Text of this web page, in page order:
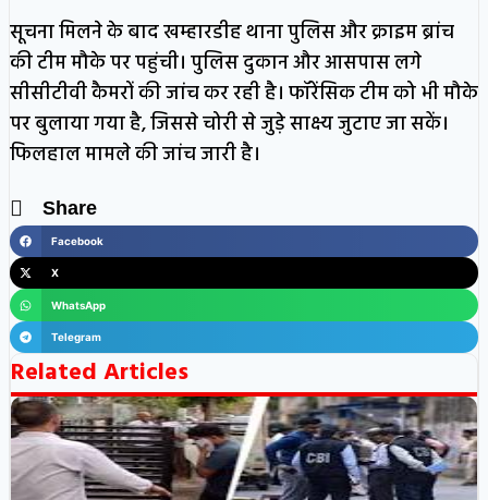
सूचना मिलने के बाद खम्हारडीह थाना पुलिस और क्राइम ब्रांच
की टीम मौके पर पहुंची। पुलिस दुकान और आसपास लगे
सीसीटीवी कैमरों की जांच कर रही है। फॉरेंसिक टीम को भी मौके
पर बुलाया गया है, जिससे चोरी से जुड़े साक्ष्य जुटाए जा सकें।
फिलहाल मामले की जांच जारी है।
Share
Facebook
X
WhatsApp
Telegram
Related Articles